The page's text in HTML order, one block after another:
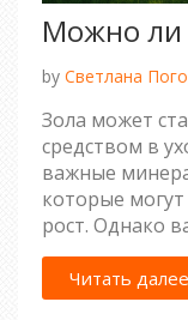
Можно ли
by Светлана
Зола может
средством в
важные
которые
рост. Однако
дозировке и
почвы.
золу, поможет
Читать далее